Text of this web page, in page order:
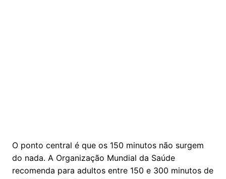
O ponto central é que os 150 minutos não surgem
do nada. A Organização Mundial da Saúde
recomenda para adultos entre 150 e 300 minutos de